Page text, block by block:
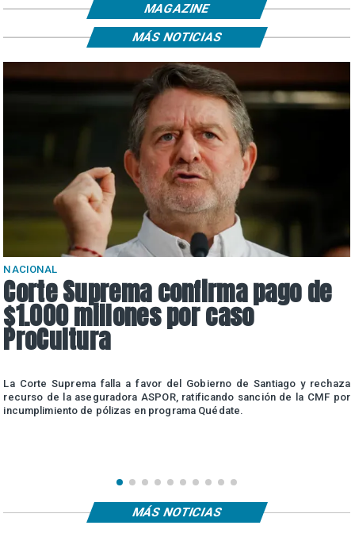
MAGAZINE
NACIONAL
Corte Suprema confirma pago de
$1.000 millones por caso
ProCultura
La Corte Suprema falla a favor del Gobierno de Santiago y rechaza
recurso de la aseguradora ASPOR, ratificando sanción de la CMF por
incumplimiento de pólizas en programa Quédate.
MÁS NOTICIAS
MÁS NOTICIAS